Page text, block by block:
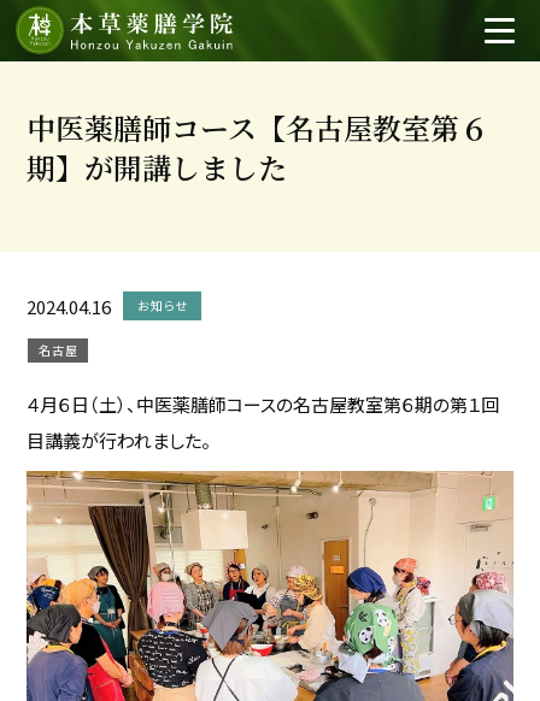
中医薬膳師コース【名古屋教室第６
期】が開講しました
2024.04.16 お知らせ
名古屋
４月６日（土）、中医薬膳師コースの名古屋教室第６期の第１回
目講義が行われました。